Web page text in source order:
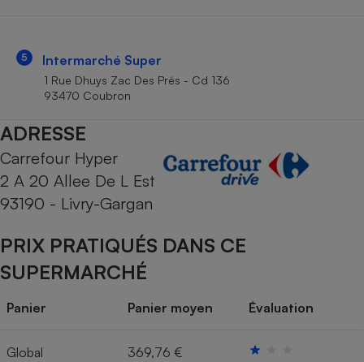
5 Intermarché Super
1 Rue Dhuys Zac Des Prés - Cd 136
93470 Coubron
ADRESSE
Carrefour Hyper
2 A 20 Allee De L Est
93190 - Livry-Gargan
PRIX PRATIQUÉS DANS CE
SUPERMARCHÉ
Panier Panier moyen Évaluation
Global 369,76 €
Cafetière à expressos